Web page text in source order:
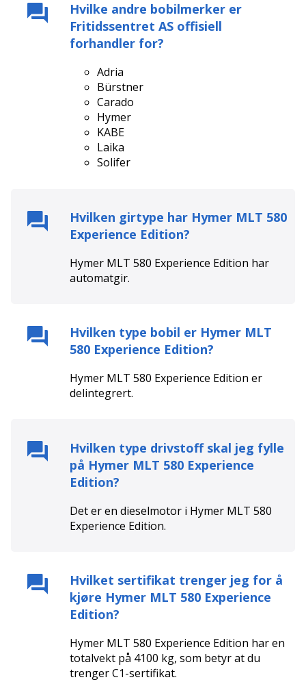
Hvilke andre bobilmerker er
Fritidssentret AS offisiell
forhandler for?
Adria
Bürstner
Carado
Hymer
KABE
Laika
Solifer
Hvilken girtype har Hymer MLT 580
Experience Edition?
Hymer MLT 580 Experience Edition har
automatgir.
Hvilken type bobil er Hymer MLT
580 Experience Edition?
Hymer MLT 580 Experience Edition er
delintegrert.
Hvilken type drivstoff skal jeg fylle
på Hymer MLT 580 Experience
Edition?
Det er en dieselmotor i Hymer MLT 580
Experience Edition.
Hvilket sertifikat trenger jeg for å
kjøre Hymer MLT 580 Experience
Edition?
Hymer MLT 580 Experience Edition har en
totalvekt på 4100 kg, som betyr at du
trengerC1-sertifikat.